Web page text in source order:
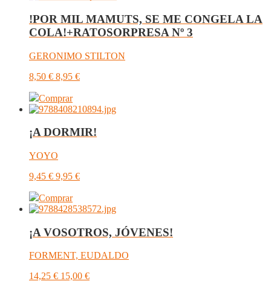
!POR MIL MAMUTS, SE ME CONGELA LA
COLA!+RATOSORPRESA Nº 3
GERONIMO STILTON
8,50 € 8,95 €
Comprar
¡A DORMIR!
YOYO
9,45 € 9,95 €
Comprar
¡A VOSOTROS, JÓVENES!
FORMENT, EUDALDO
14,25 € 15,00 €